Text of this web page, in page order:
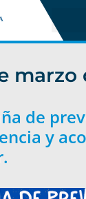
marzo
de
y